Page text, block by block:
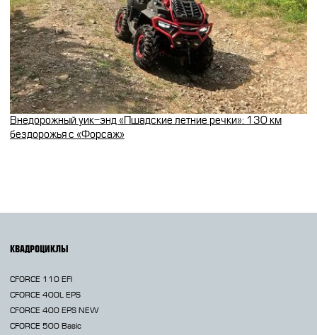
Внедорожный уик-энд «Пшадские летние речки»: 130 км
бездорожья с «Форсаж»
КВАДРОЦИКЛЫ
CFORCE 110 EFI
CFORCE 400L EPS
CFORCE 400 EPS NEW
CFORCE 500 Basic